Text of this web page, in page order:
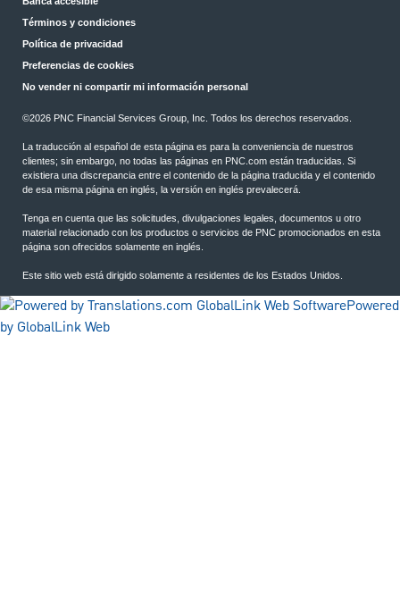
Términos y condiciones
Política de privacidad
Preferencias de cookies
No vender ni compartir mi información personal
©2026 PNC Financial Services Group, Inc. Todos los derechos reservados.
La traducción al español de esta página es para la conveniencia de nuestros
clientes; sin embargo, no todas las páginas en PNC.com están traducidas. Si
existiera una discrepancia entre el contenido de la página traducida y el contenido
de esa misma página en inglés, la versión en inglés prevalecerá.
Tenga en cuenta que las solicitudes, divulgaciones legales, documentos u otro
material relacionado con los productos o servicios de PNC promocionados en esta
página son ofrecidos solamente en inglés.
Este sitio web está dirigido solamente a residentes de los Estados Unidos.
Powered
by GlobalLink Web